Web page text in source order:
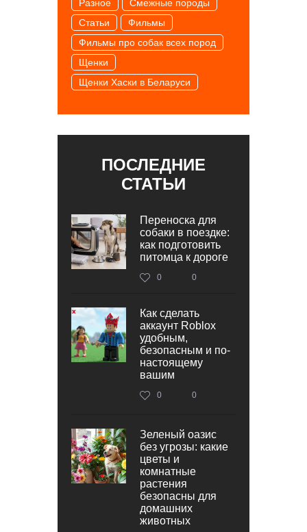
Разное
Смежные породы
Статьи
Фильмы
Фильмы про собак всех пород
Щенки
Щенки Хаски в Беларуси
ПОСЛЕДНИЕ
СТАТЬИ
Переноска для
собаки в поездке:
как подготовить
питомца к дороге
0 0
Как сделать
аккаунт Roblox
удобным,
безопасным и по-
настоящему
вашим
0 0
Зеленый оазис
без угрозы: какие
цветы и
комнатные
растения
безопасны для
домашних
животных